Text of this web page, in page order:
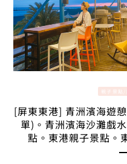
親子景點/
[屏東東港] 青洲濱海遊
單)。青洲濱海沙灘戲
點。東港親子景點。